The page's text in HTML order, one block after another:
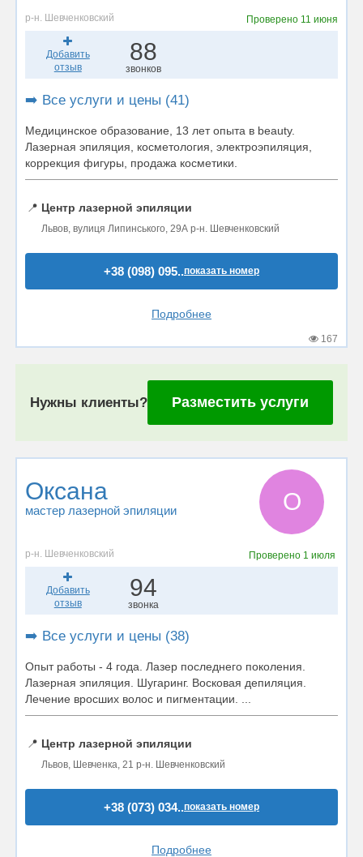
р-н. Шевченковский Проверено 11 июня
Добавить
отзыв
88
звонков
➡️ Все услуги и цены (41)
Медицинское образование, 13 лет опыта в beauty.
Лазерная эпиляция, косметология, электроэпиляция,
коррекция фигуры, продажа косметики.
📍 Центр лазерной эпиляции
Львов, вулиця Липинського, 29А р-н. Шевченковский
+38 (098) 095..показать номер
Подробнее
167
Нужны клиенты? Разместить услуги
Оксана
мастер лазерной эпиляции О
р-н. Шевченковский Проверено 1 июля
Добавить
отзыв
94
звонка
➡️ Все услуги и цены (38)
Опыт работы - 4 года. Лазер последнего поколения.
Лазерная эпиляция. Шугаринг. Восковая депиляция.
Лечение вросших волос и пигментации. ...
📍 Центр лазерной эпиляции
Львов, Шевченка, 21 р-н. Шевченковский
+38 (073) 034..показать номер
Подробнее